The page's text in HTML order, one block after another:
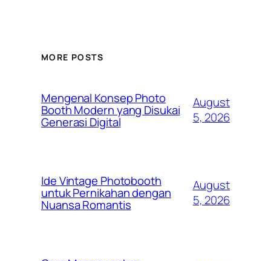
MORE POSTS
Mengenal Konsep Photo
Booth Modern yang Disukai
Generasi Digital
August
5, 2026
Ide Vintage Photobooth
untuk Pernikahan dengan
Nuansa Romantis
August
5, 2026